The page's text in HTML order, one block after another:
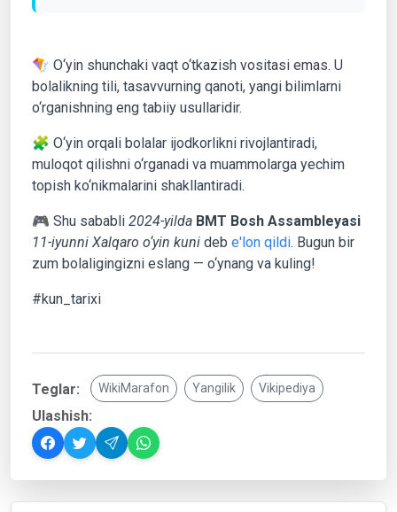
🪁 O‘yin shunchaki vaqt o‘tkazish vositasi emas. U
bolalikning tili, tasavvurning qanoti, yangi bilimlarni
o‘rganishning eng tabiiy usullaridir.
🧩 O‘yin orqali bolalar ijodkorlikni rivojlantiradi,
muloqot qilishni o‘rganadi va muammolarga yechim
topish ko‘nikmalarini shakllantiradi.
🎮 Shu sababli 2024-yilda BMT Bosh Assambleyasi
11-iyunni Xalqaro o‘yin kuni deb e'lon qildi. Bugun bir
zum bolaligingizni eslang — o‘ynang va kuling!
#kun_tarixi
Teglar: WikiMarafon Yangilik Vikipediya
Ulashish: